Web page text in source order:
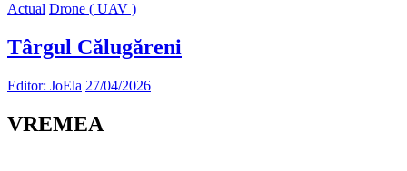
Actual Drone ( UAV )
Târgul Călugăreni
Editor: JoEla 27/04/2026
VREMEA